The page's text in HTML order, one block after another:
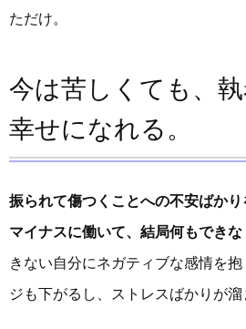
ただけ。
今は苦しくても、
幸せになれる。
振られて傷つくことへの不安ばか
マイナスに働いて、結局何もできな
きない自分にネガティブな感情を
ジも下がるし、ストレスばかりが溜